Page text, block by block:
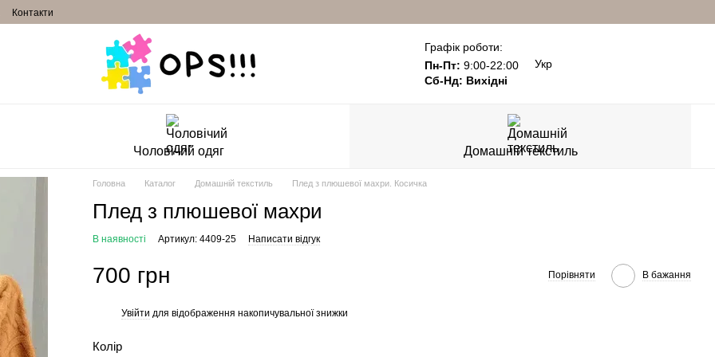
Контакти
Графік роботи:
Пн-Пт: 9:00-22:00
Сб-Нд: Вихідні
Укр
Чоловічий одяг Домашній текстиль
Головна Каталог Домашній текстиль Плед з плюшевої махри. Косичка
Плед з плюшевої махри
В наявності Артикул: 4409-25 Написати відгук
700 грн Порівняти В бажання
Увійти для відображення накопичувальної знижки
Колір